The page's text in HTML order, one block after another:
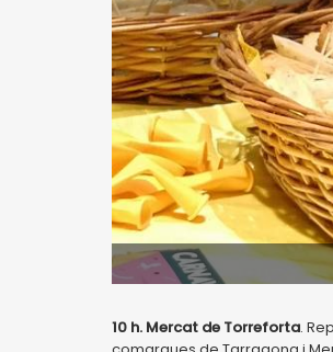
10 h. Mercat de Torreforta.